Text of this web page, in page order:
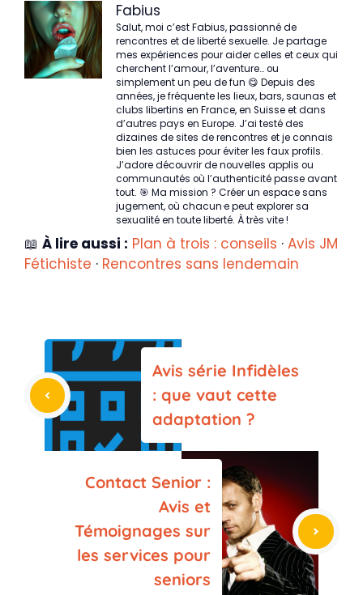
Fabius
Salut, moi c’est Fabius, passionné de
rencontres et de liberté sexuelle. Je partage
mes expériences pour aider celles et ceux qui
cherchent l’amour, l’aventure… ou
simplement un peu de fun 😋 Depuis des
années, je fréquente les lieux, bars, saunas et
clubs libertins en France, en Suisse et dans
d’autres pays en Europe. J’ai testé des
dizaines de sites de rencontres et je connais
bien les astuces pour éviter les faux profils.
J’adore découvrir de nouvelles applis ou
communautés où l’authenticité passe avant
tout. 🎯 Ma mission ? Créer un espace sans
jugement, où chacun·e peut explorer sa
sexualité en toute liberté. À très vite !
📖 À lire aussi : Plan à trois : conseils · Avis JM
Fétichiste · Rencontres sans lendemain
Avis série Infidèles
: que vaut cette
adaptation ?
Contact Senior :
Avis et
Témoignages sur
les services pour
seniors